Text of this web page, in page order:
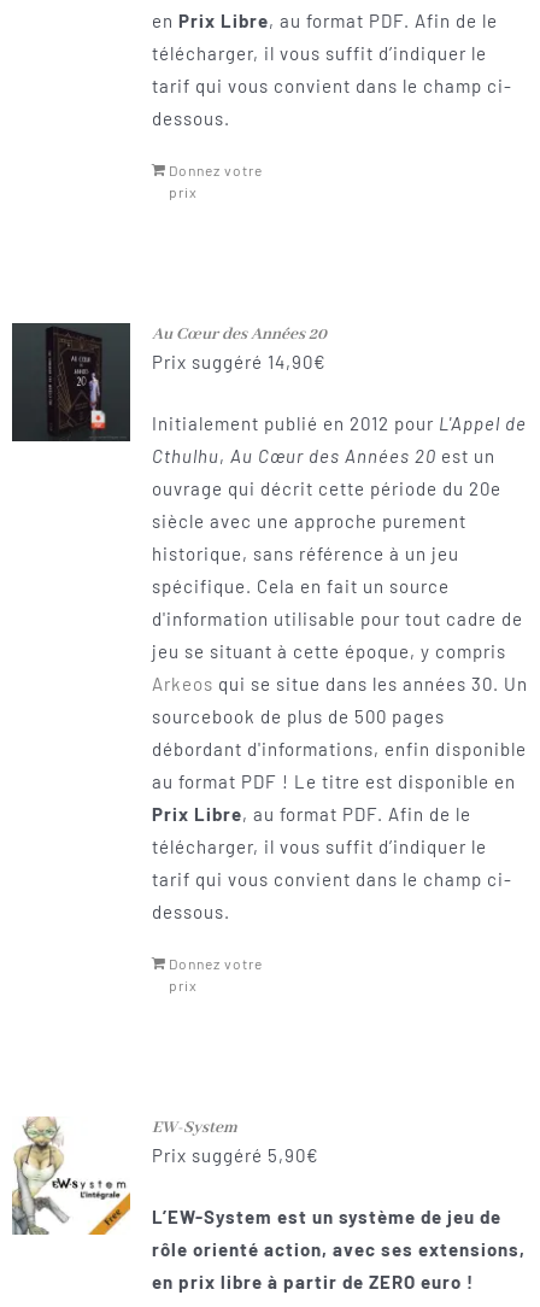
en Prix Libre, au format PDF. Afin de le
télécharger, il vous suffit d’indiquer le
tarif qui vous convient dans le champ ci-
dessous.
Donnez votre
prix
Au Cœur des Années 20
Prix suggéré 14,90€
Initialement publié en 2012 pour L'Appel de
Cthulhu, Au Cœur des Années 20 est un
ouvrage qui décrit cette période du 20e
siècle avec une approche purement
historique, sans référence à un jeu
spécifique. Cela en fait un source
d'information utilisable pour tout cadre de
jeu se situant à cette époque, y compris
Arkeos qui se situe dans les années 30. Un
sourcebook de plus de 500 pages
débordant d'informations, enfin disponible
au format PDF ! Le titre est disponible en
Prix Libre, au format PDF. Afin de le
télécharger, il vous suffit d’indiquer le
tarif qui vous convient dans le champ ci-
dessous.
Donnez votre
prix
EW-System
Prix suggéré 5,90€
L’EW-System est un système de jeu de
rôle orienté action, avec ses extensions,
en prix libre à partir de ZERO euro !